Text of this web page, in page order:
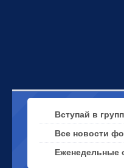
Вступай в
Все новости
Еженедельные